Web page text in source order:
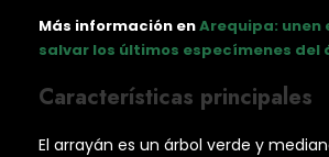
Más información enArequipa: unen
salvar los últimos especímenes del
Características principales
El arrayán es un árbol verde y